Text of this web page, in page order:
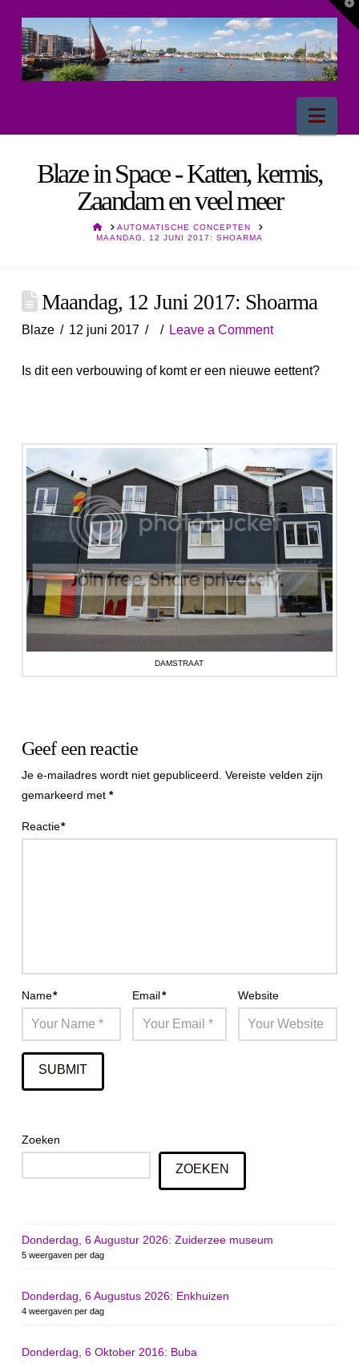
Blaze in Space - Katten, kermis,
Zaandam en veel meer
HOMEAUTOMATISCHE CONCEPTEN
MAANDAG, 12 JUNI 2017: SHOARMA
Maandag, 12 Juni 2017: Shoarma
Blaze 12 juni 2017 Leave a Comment
Is dit een verbouwing of komt er een nieuwe eettent?
DAMSTRAAT
Geef een reactie
Je e-mailadres wordt niet gepubliceerd. Vereiste velden zijn
gemarkeerd met *
Reactie*
Name* Email* Website
Zoeken
ZOEKEN
Donderdag, 6 Augustur 2026: Zuiderzee museum
5 weergaven per dag
Donderdag, 6 Augustus 2026: Enkhuizen
4 weergaven per dag
Donderdag, 6 Oktober 2016: Buba